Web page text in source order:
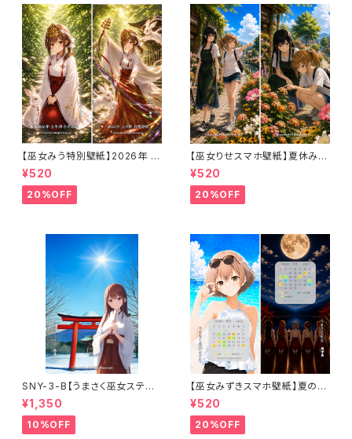
【巫女みう特別壁紙】2026年 上
半期 白兎導姫〈カレンダー無し・
1ヶ月利用コード付き〉
¥520
20%OFF
【巫女りせスマホ壁紙】夏休み。
かえでと一緒に8月のお花を探
しに行こう〈カレンダーなし・1ヶ
月利用コード付き〉
¥520
20%OFF
SNY-3-B【うまさく巫女ステッ
カー】新年の章〈富士ver.・破魔
矢三姉妹〉（利用コード3ヶ月付
き）
¥1,350
10%OFF
【巫女みずきスマホ壁紙】夏の海
と満月の祈りセット〈8〜9月カ
レンダー・1ヶ月利用コード付き〉
¥520
20%OFF